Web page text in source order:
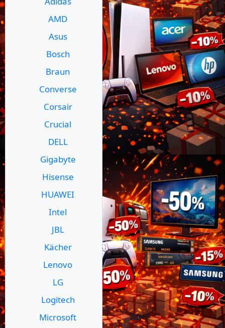
AMD
Asus
Bosch
Braun
Converse
Corsair
Crucial
DELL
Gigabyte
Hisense
HUAWEI
Intel
JBL
Kächer
Lenovo
LG
Logitech
Microsoft